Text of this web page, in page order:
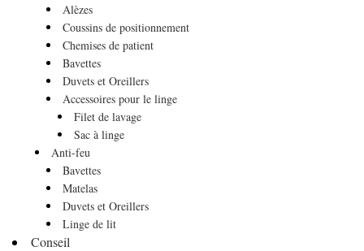
Alèzes
Coussins de positionnement
Chemises de patient
Bavettes
Duvets et Oreillers
Accessoires pour le linge
Filet de lavage
Sac à linge
Anti-feu
Bavettes
Matelas
Duvets et Oreillers
Linge de lit
Conseil